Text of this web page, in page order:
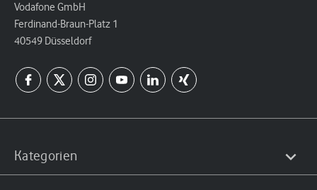
Vodafone GmbH
Ferdinand-Braun-Platz 1
40549 Düsseldorf
Kategorien